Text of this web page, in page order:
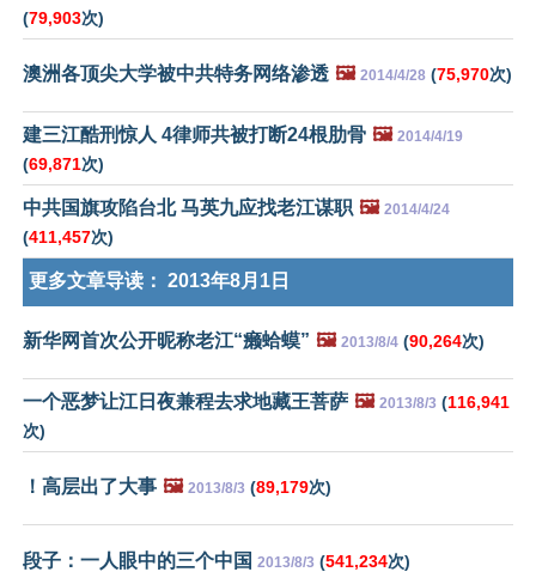
(79,903次)
澳洲各顶尖大学被中共特务网络渗透 🖼️ 2014/4/28 (75,970次)
建三江酷刑惊人 4律师共被打断24根肋骨 🖼️ 2014/4/19
(69,871次)
中共国旗攻陷台北 马英九应找老江谋职 🖼️ 2014/4/24
(411,457次)
更多文章导读： 2013年8月1日
新华网首次公开昵称老江“癞蛤蟆” 🖼️ 2013/8/4 (90,264次)
一个恶梦让江日夜兼程去求地藏王菩萨 🖼️ 2013/8/3 (116,941
次)
！高层出了大事 🖼️ 2013/8/3 (89,179次)
段子：一人眼中的三个中国 2013/8/3 (541,234次)